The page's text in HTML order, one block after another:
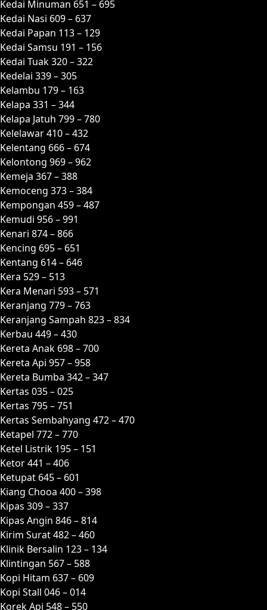
Kedai Minuman 651 – 695
Kedai Nasi 609 – 637
Kedai Papan 113 – 129
Kedai Samsu 191 – 156
Kedai Tuak 320 – 322
Kedelai 339 – 305
Kelambu 179 – 163
Kelapa 331 – 344
Kelapa Jatuh 799 – 780
Kelelawar 410 – 432
Kelentang 666 – 674
Kelontong 969 – 962
Kemeja 367 – 388
Kemoceng 373 – 384
Kempongan 459 – 487
Kemudi 956 – 991
Kenari 874 – 866
Kencing 695 – 651
Kentang 614 – 646
Kera 529 – 513
Kera Menari 593 – 571
Keranjang 779 – 763
Keranjang Sampah 823 – 834
Kerbau 449 – 430
Kereta Anak 698 – 700
Kereta Api 957 – 958
Kereta Bumba 342 – 347
Kertas 035 – 025
Kertas 795 – 751
Kertas Sembahyang 472 – 470
Ketapel 772 – 770
Ketel Listrik 195 – 151
Ketor 441 – 406
Ketupat 645 – 601
Kiang Chooa 400 – 398
Kipas 309 – 337
Kipas Angin 846 – 814
Kirim Surat 482 – 460
Klinik Bersalin 123 – 134
Klintingan 567 – 588
Kopi Hitam 637 – 609
Kopi Stall 046 – 014
Korek Api 548 – 550